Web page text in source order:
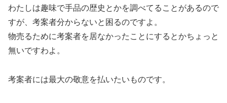
わたしは趣味で手品の歴史とかを調べてることがあるので
すが、考案者分からないと困るのですよ。
物売るために考案者を居なかったことにするとかちょっと
無いですわよ。
考案者には最大の敬意を払いたいものです。